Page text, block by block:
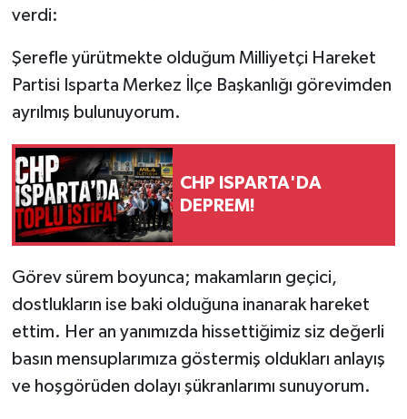
verdi:
Şerefle yürütmekte olduğum Milliyetçi Hareket
Partisi Isparta Merkez İlçe Başkanlığı görevimden
ayrılmış bulunuyorum.
CHP ISPARTA'DA
DEPREM!
Görev sürem boyunca; makamların geçici,
dostlukların ise baki olduğuna inanarak hareket
ettim. Her an yanımızda hissettiğimiz siz değerli
basın mensuplarımıza göstermiş oldukları anlayış
ve hoşgörüden dolayı şükranlarımı sunuyorum.